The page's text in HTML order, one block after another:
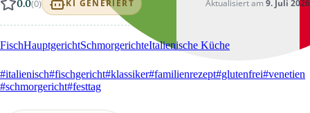
0.0(0) KI GENERIERT Aktualisiert am 9. Juli 2026
FischHauptgerichtSchmorgerichteItalienische Küche
#italienisch#fischgericht#klassiker#familienrezept#glutenfrei#venetien
#schmorgericht#festtag